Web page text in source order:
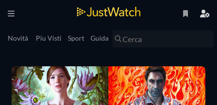
Novità Piu Visti Sport Guida